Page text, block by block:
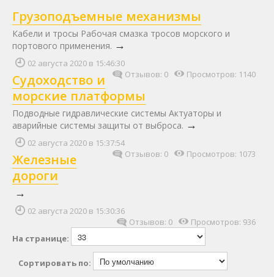
Грузоподъемные механизмы
Кабели и тросы Рабочая смазка тросов морского и
портового применения. →
02 августа 2020 в 15:46:30
Отзывов: 0
Просмотров: 1140
Судоходство и
морские платформы
Подводные гидравлические системы Актуаторы и
аварийные системы защиты от выброса. →
02 августа 2020 в 15:37:54
Отзывов: 0
Просмотров: 1073
Железные
дороги
→
02 августа 2020 в 15:30:36
Отзывов: 0
Просмотров: 936
На странице:
Сортировать по: